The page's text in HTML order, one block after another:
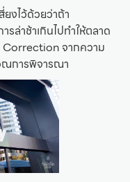
งไว้ด้วยว่าถ้า
ล่าช้าเกินไปทำให้ตลาด
Correction จากความ
ณการพิจารณา